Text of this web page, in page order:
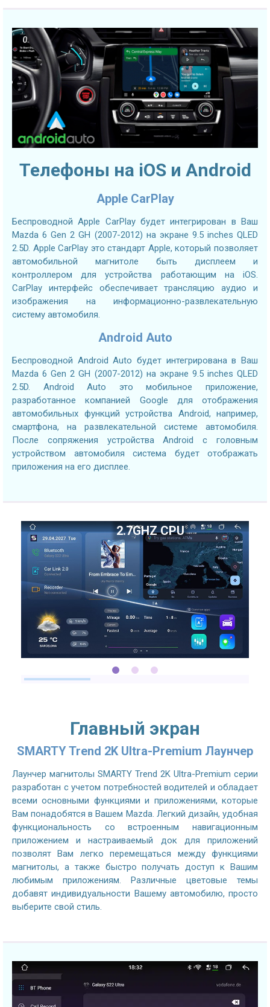
Телефоны на iOS и Android
Apple CarPlay
Беспроводной Apple CarPlay будет интегрирован в Ваш
Mazda 6 Gen 2 GH (2007-2012) на экране 9.5 inches QLED
2.5D. Apple CarPlay это стандарт Apple, который позволяет
автомобильной магнитоле быть дисплеем и
контроллером для устройства работающим на iOS.
CarPlay интерфейс обеспечивает трансляцию аудио и
изображения на информационно-развлекательную
систему автомобиля.
Android Auto
Беспроводной Android Auto будет интегрирована в Ваш
Mazda 6 Gen 2 GH (2007-2012) на экране 9.5 inches QLED
2.5D. Android Auto это мобильное приложение,
разработанное компанией Google для отображения
автомобильных функций устройства Android, например,
смартфона, на развлекательной системе автомобиля.
После сопряжения устройства Android с головным
устройством автомобиля система будет отображать
приложения на его дисплее.
2.7GHZ CPU
Главный экран
SMARTY Trend 2K Ultra-Premium Лаунчер
Лаунчер магнитолы SMARTY Trend 2K Ultra-Premium серии
разработан с учетом потребностей водителей и обладает
всеми основными функциями и приложениями, которые
Вам понадобятся в Вашем Mazda. Легкий дизайн, удобная
функциональность со встроенным навигационным
приложением и настраиваемый док для приложений
позволят Вам легко перемещаться между функциями
магнитолы, а также быстро получать доступ к Вашим
любимым приложениям. Различные цветовые темы
добавят индивидуальности Вашему автомобилю, просто
выберите свой стиль.